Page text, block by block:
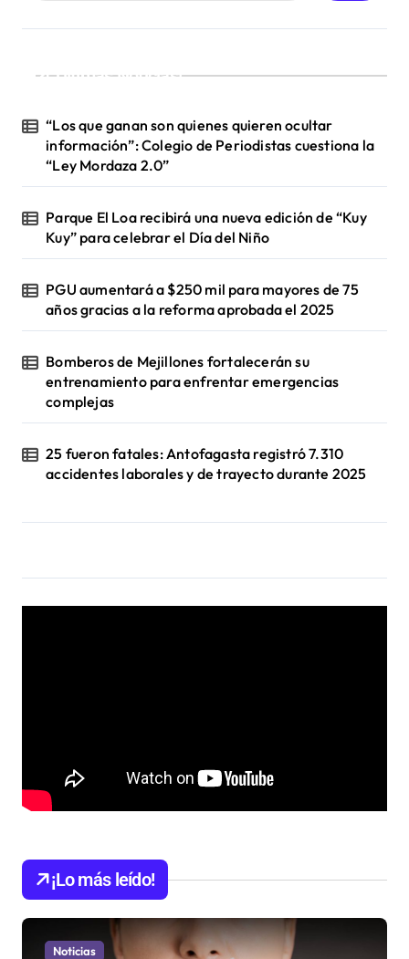
¡Ultimas Noticias!
“Los que ganan son quienes quieren ocultar
información”: Colegio de Periodistas cuestiona la
“Ley Mordaza 2.0”
Parque El Loa recibirá una nueva edición de “Kuy
Kuy” para celebrar el Día del Niño
PGU aumentará a $250 mil para mayores de 75
años gracias a la reforma aprobada el 2025
Bomberos de Mejillones fortalecerán su
entrenamiento para enfrentar emergencias
complejas
25 fueron fatales: Antofagasta registró 7.310
accidentes laborales y de trayecto durante 2025
¡Lo más leído!
Noticias